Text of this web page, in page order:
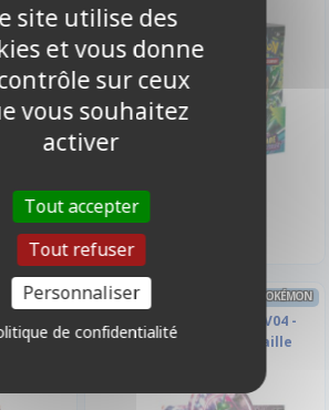
POKÉMON
-
BOITE DE BOOSTERS FRANÇAIS POKÉMON
Display 36 Boosters EV04 -
Ecarlate et Violet - Faille
site utilise des
et vous donne
sur ceux
vous souhaitez
activer
Tout accepter
Tout refuser
Personnaliser
de confidentialité